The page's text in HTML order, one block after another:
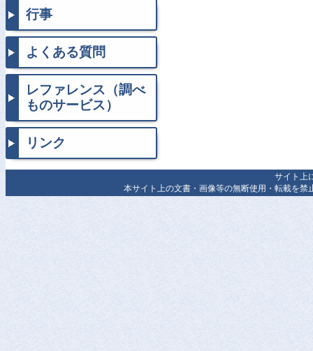
行事
よくある質問
レファレンス（調べ
ものサービス）
リンク
サイト上
本サイト上の文書・画像等の無断使用・転載を